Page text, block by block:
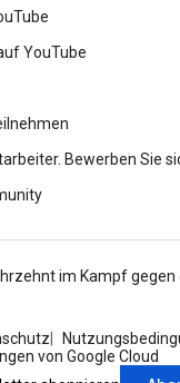
YouTube
Bewerben Sie
von Google Cloud
im Kampf gegen